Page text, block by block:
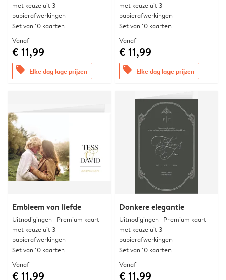
met keuze uit 3
papierafwerkingen
Set van 10 kaarten
Vanaf
€ 11,99
offers Elke dag lage prijzen
met keuze uit 3
papierafwerkingen
Set van 10 kaarten
Vanaf
€ 11,99
offers Elke dag lage prijzen
Embleem van liefde
Uitnodigingen | Premium kaart
met keuze uit 3
papierafwerkingen
Set van 10 kaarten
Vanaf
€ 11,99
Donkere elegantie
Uitnodigingen | Premium kaart
met keuze uit 3
papierafwerkingen
Set van 10 kaarten
Vanaf
€ 11,99